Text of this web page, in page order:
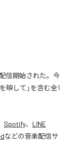
信開始された。今
映して」を含む全1
Spotify、 LINE
などの音楽配信サ